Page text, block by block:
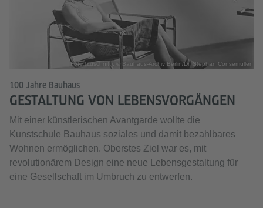
Foto (Zuschnitt): © Bauhaus-Archiv Berlin/Dr. Stephan Consemüller
100 Jahre Bauhaus
GESTALTUNG VON LEBENSVORGÄNGEN
Mit einer künstlerischen Avantgarde wollte die
Kunstschule Bauhaus soziales und damit bezahlbares
Wohnen ermöglichen. Oberstes Ziel war es, mit
revolutionärem Design eine neue Lebensgestaltung für
eine Gesellschaft im Umbruch zu entwerfen.